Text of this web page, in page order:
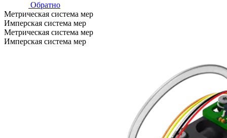
Обратно
Метрическая система мер
Имперская система мер
Метрическая система мер
Имперская система мер